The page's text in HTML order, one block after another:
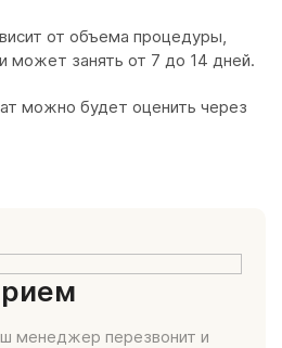
от объема процедуры,
может занять от 7 до 14 дней.
можно будет оценить через
менеджер перезвонит и